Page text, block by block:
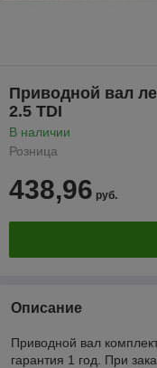
Приводной вал
2.5 TDI
В наличии
Розница
438,96 руб.
Описание
Приводной вал
гарантия 1 год. При